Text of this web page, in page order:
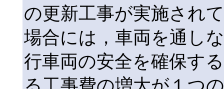
の更新工事が実施され
場合には，車両を通し
行車両の安全を確保す